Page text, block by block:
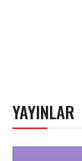
YAYINLAR